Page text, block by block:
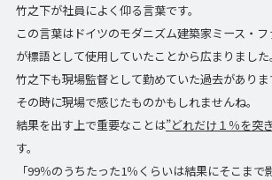
竹之下が社員によく仰る言葉です。
この言葉はドイツのモダニズム建築家ミース・
が標語として使用していたことから広まりました。
竹之下も現場監督として勤めていた過去があり
その時に現場で感じたものかもしれませんね。
結果を出す上で重要なことは”どれだけ１％を突
す。
「99％のうちたった1％くらいは結果にそこま